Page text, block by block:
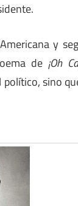
y
de ¡Oh
sino